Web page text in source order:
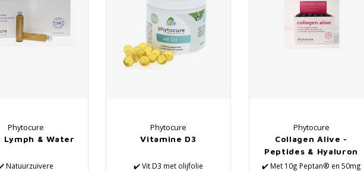
Phytocure
Lymph & Water
Natuurzuivere
Phytocure
Vitamine D3
✔️ Vit D3 met olijfolie
Phytocure
Collagen Alive -
Peptides & Hyaluron
✔️ Met 10g Peptan® en 50mg